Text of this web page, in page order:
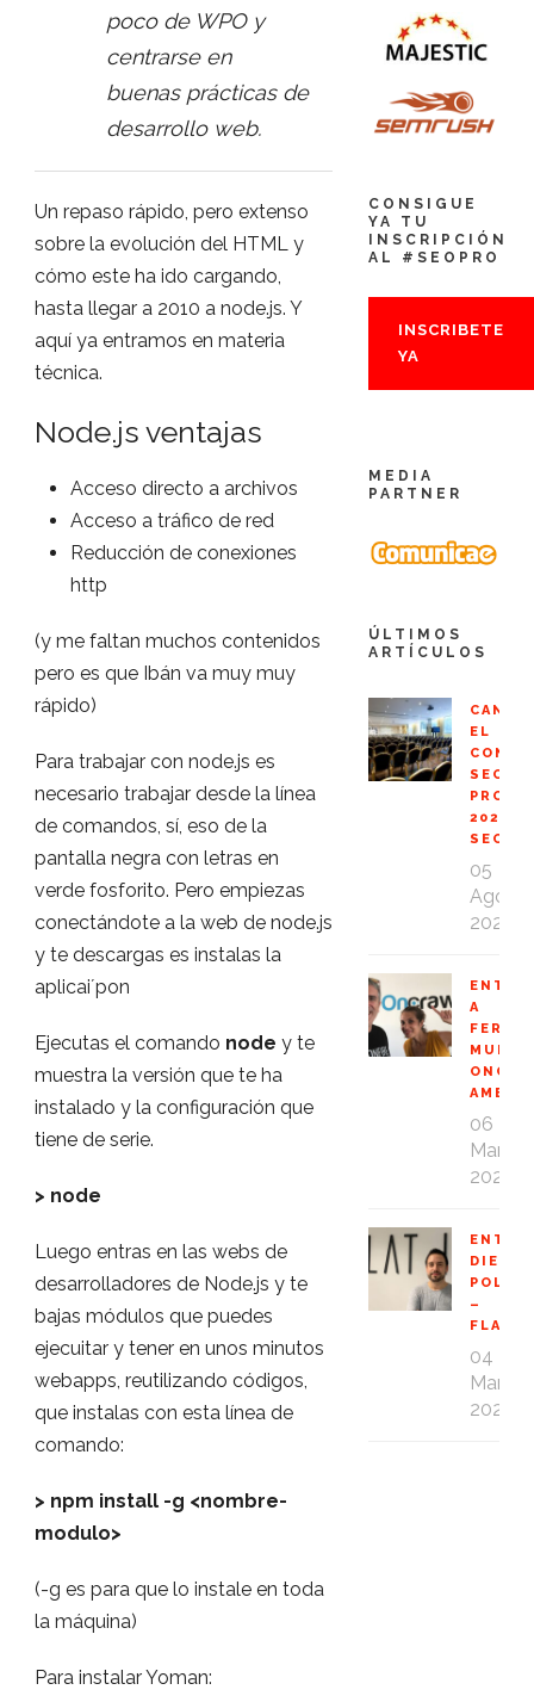
poco de WPO y
centrarse en
buenas prácticas de
desarrollo web.
Un repaso rápido, pero extenso
sobre la evolución del HTML y
cómo este ha ido cargando,
hasta llegar a 2010 a node.js. Y
aquí ya entramos en materia
técnica.
Node.js ventajas
Acceso directo a archivos
Acceso a tráfico de red
Reducción de conexiones
http
(y me faltan muchos contenidos
pero es que Ibán va muy muy
rápido)
Para trabajar con node.js es
necesario trabajar desde la línea
de comandos, sí, eso de la
pantalla negra con letras en
verde fosforito. Pero empiezas
conectándote a la web de node.js
y te descargas es instalas la
aplicai´pon
Ejecutas el comando node y te
muestra la versión que te ha
instalado y la configuración que
tiene de serie.
> node
Luego entras en las webs de
desarrolladores de Node.js y te
bajas módulos que puedes
ejecuitar y tener en unos minutos
webapps, reutilizando códigos,
que instalas con esta línea de
comando:
> npm install -g <nombre-
modulo>
(-g es para que lo instale en toda
la máquina)
Para instalar Yoman:
CONSIGUE
YA TU
INSCRIPCIÓN
AL #SEOPRO
INSCRIBETE
YA
MEDIA
PARTNER
ÚLTIMOS
ARTÍCULOS
EL
SEO
2020
05
Ago
2020
A
06
Mar
2020
DIEGO
POLO
–
04
Mar
2020